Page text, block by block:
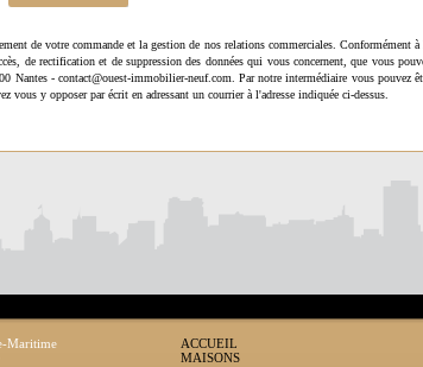
de votre commande et la gestion de nos relations commerciales. Conformément à
de rectification et de suppression des données qui vous concernent, que vous
Nantes - contact@ouest-immobilier-neuf.com. Par notre intermédiaire vous pouvez
vous y opposer par écrit en adressant un courrier à l'adresse indiquée ci-dessus.
Maritime
ACCUEIL
MAISONS